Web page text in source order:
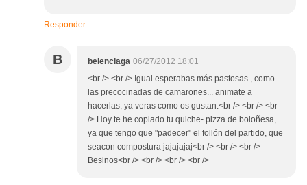
Responder
B belenciaga 06/27/2012 18:01
<br /> <br /> Igual esperabas más pastosas , como
las precocinadas de camarones... animate a
hacerlas, ya veras como os gustan.<br /> <br /> <br
/> Hoy te he copiado tu quiche- pizza de boloñesa,
ya que tengo que "padecer" el follón del partido, que
seacon compostura jajajajaj<br /> <br /> <br />
Besinos<br /> <br /> <br /> <br />